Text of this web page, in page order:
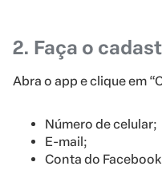
2. Faça o
Abra o app e clique em
Número de celular;
E-mail;
Conta do